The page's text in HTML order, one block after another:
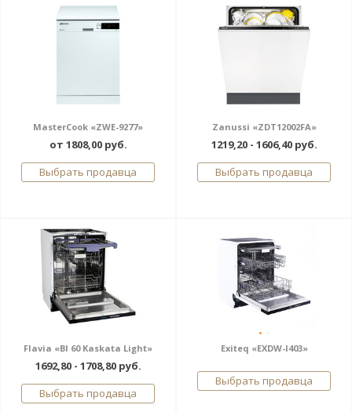
MasterCook «ZWE-9277»
от 1808,00 руб.
Выбрать продавца
Zanussi «ZDT12002FA»
1219,20 - 1606,40 руб.
Выбрать продавца
Flavia «BI 60 Kaskata Light»
1692,80 - 1708,80 руб.
Выбрать продавца
Exiteq «EXDW-I403»
Выбрать продавца